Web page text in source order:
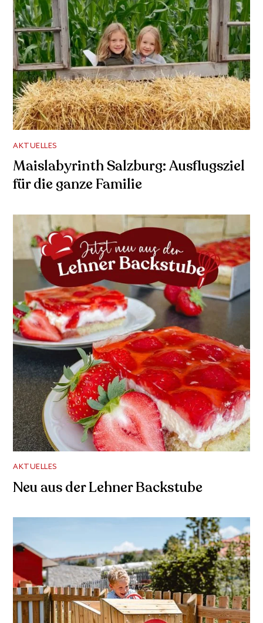
AKTUELLES
Maislabyrinth Salzburg: Ausflugsziel
für die ganze Familie
AKTUELLES
Neu aus der Lehner Backstube